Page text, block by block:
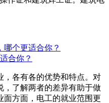
合你？
，各有各的优势和特点。对
，了解两者的差异有助于做
面方面，电工的就业范围更